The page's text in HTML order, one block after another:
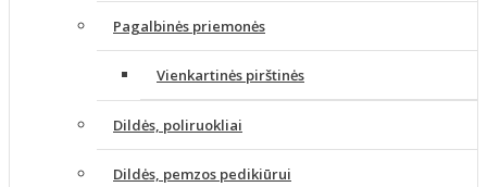
Pagalbinės priemonės
Vienkartinės pirštinės
Dildės, poliruokliai
Dildės, pemzos pedikiūrui